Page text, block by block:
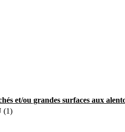
et/ou grandes surfaces aux
(1)